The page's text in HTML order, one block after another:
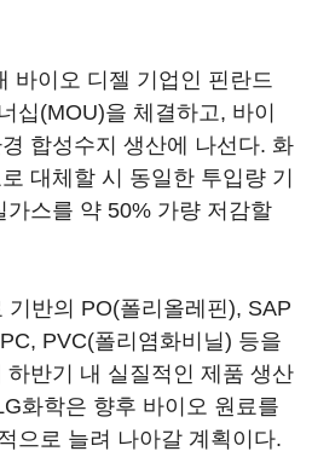
바이오 디젤 기업인 핀란드
십(MOU)을 체결하고, 바이
합성수지 생산에 나선다. 화
대체할 시 동일한 투입량 기
스를 약 50% 가량 저감할
기반의 PO(폴리올레핀), SAP
PVC(폴리염화비닐) 등을
반기 내 실질적인 제품 생산
화학은 향후 바이오 원료를
으로 늘려 나아갈 계획이다.